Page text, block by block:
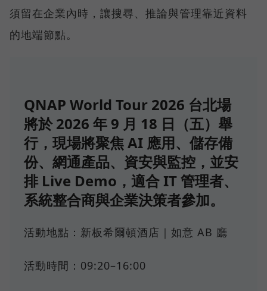
須留在企業內時，讓搜尋、推論與管理靠近資料
的地端節點。
QNAP World Tour 2026 台北場
將於 2026 年 9 月 18 日（五）舉
行，現場將聚焦 AI 應用、儲存備
份、網通產品、資安與監控，並安
排 Live Demo，適合 IT 管理者、
系統整合商與企業決策者參加。
活動地點：新板希爾頓酒店｜如意 AB 廳
活動時間：09:20–16:00